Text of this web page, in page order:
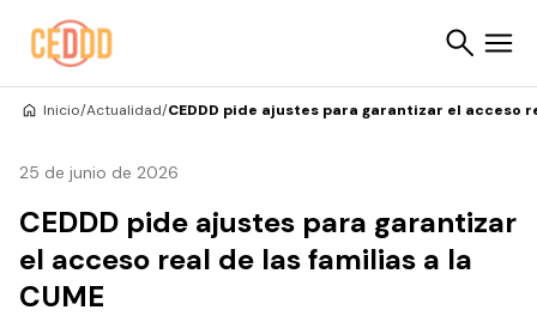
Inicio/Actualidad/CEDDD pide ajustes para garantizar el acceso
25 de junio de 2026
CEDDD pide ajustes para garantizar
el acceso real de las familias a la
CUME